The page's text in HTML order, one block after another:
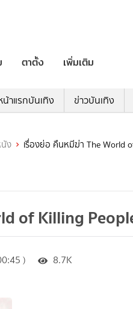
ตาตั้ง เพิ่มเติม
น้าแรกบันเทิง ข่าวบันเทิง
ง เรื่องย่อ คืนหมีฆ่า The World
of Killing
) 8.7K